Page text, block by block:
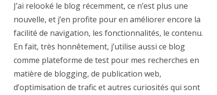
le
blog
–
suite
et
fin
?
J’ai relooké le blog récemment, ce n’est plus une
nouvelle, et j’en profite pour en améliorer encore la
facilité de navigation, les fonctionnalités, le contenu.
En fait, très honnêtement, j’utilise aussi ce blog
comme plateforme de test pour mes recherches en
matière de blogging, de publication web,
d’optimisation de trafic et autres curiosités qui sont